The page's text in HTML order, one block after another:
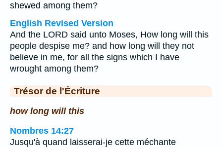
shewed among them?
English Revised Version
And the LORD said unto Moses, How long will this
people despise me? and how long will they not
believe in me, for all the signs which I have
wrought among them?
Trésor de l'Écriture
how long will this
Nombres 14:27
Jusqu'à quand laisserai-je cette méchante